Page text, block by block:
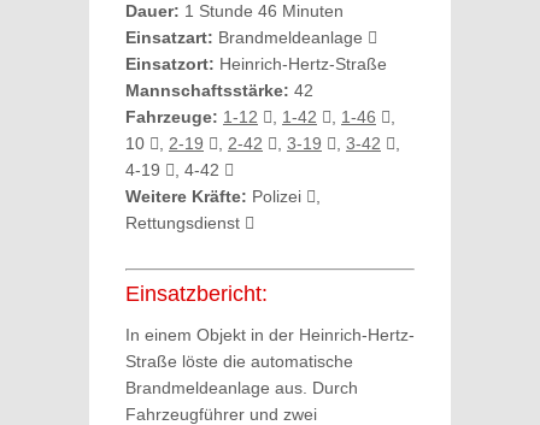
Dauer: 1 Stunde 46 Minuten
Einsatzart: Brandmeldeanlage
Einsatzort: Heinrich-Hertz-Straße
Mannschaftsstärke: 42
Fahrzeuge: 1-12 1-42 1-46
10
2-19 2-42 3-19 3-42
4-19
, 4-42
Weitere Kräfte: Polizei
Rettungsdienst
Einsatzbericht:
In einem Objekt in der Heinrich-Hertz-
Straße löste die automatische
Brandmeldeanlage aus. Durch
Fahrzeugführer und zwei